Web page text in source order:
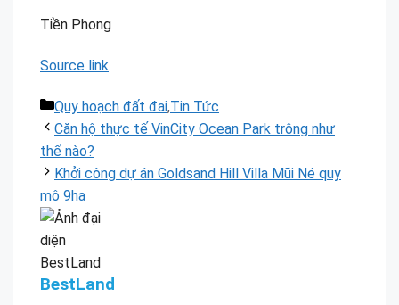
Tiền Phong
Source link
Danh
mục
Quy hoạch đất đai,Tin Tức
Căn hộ thực tế VinCity Ocean Park trông như
thế nào?
Khởi công dự án Goldsand Hill Villa Mũi Né quy
mô 9ha
BestLand